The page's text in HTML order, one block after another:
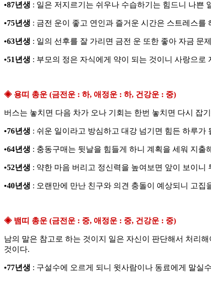
•87년생 : 일은 저지르기는 쉬우나 수습하기는 힘드니 나쁜
•75년생 : 금전 운이 좋고 연인과 즐거운 시간은 스트레스를
•63년생 : 일의 선후를 잘 가리면 금전 운 또한 좋아 자금 문
•51년생 : 부모의 정은 자식에게 약이 되는 것이니 사랑으로
◈ 용띠 총운 (금전운 : 하, 애정운 : 하, 건강운 : 중)
버스는 놓치면 다음 차가 오나 기회는 한번 놓치면 다시 잡
•76년생 : 쉬운 일이라고 방심하고 대강 넘기면 힘든 하루가
•64년생 : 충동구매는 뒷날을 힘들게 하니 계획을 세워 지출
•52년생 : 약한 마음 버리고 정신력을 높여보면 앞이 보이니
•40년생 : 오랜만에 만난 친구와 의견 충돌이 예상되니 고집
◈ 뱀띠 총운 (금전운 : 중, 애정운 : 중, 건강운 : 중)
남의 말은 참고로 하는 것이지 일은 자신이 판단해서 처리
것이다.
•77년생 : 구설수에 오르게 되니 윗사람이나 동료에게 말실